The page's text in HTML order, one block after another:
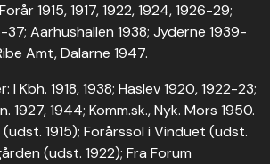
1915, 1917, 1922, 1924, 1926-29;
37; Aarhushallen 1938; Jyderne 1939-
Amt, Dalarne 1947.
Kbh. 1918, 1938; Haslev 1920, 1922-23;
1927, 1944; Komm.sk., Nyk. Mors 1950.
1915); Forårssol i Vinduet (udst.
(udst. 1922); Fra Forum